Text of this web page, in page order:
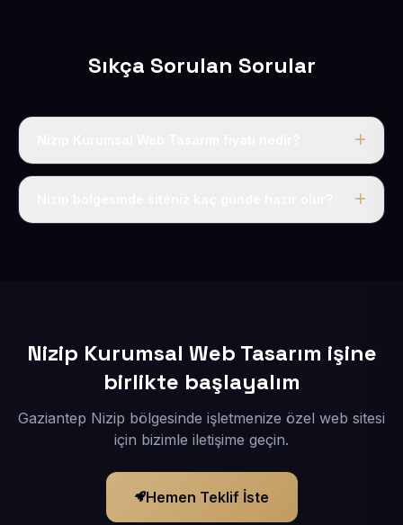
Sıkça Sorulan Sorular
Tek fiyat uygulanır: yıllık 50 USD + KDV. Bu bedele alan
Nizip Kurumsal Web Tasarım işine
birlikte başlayalım
Gaziantep Nizip bölgesinde işletmenize özel web sitesi
için bizimle iletişime geçin.
Hemen Teklif İste